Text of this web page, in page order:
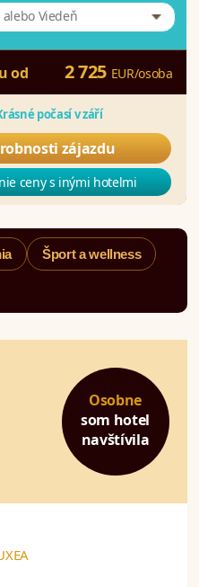
Viedeň
od 2 725 EUR/osoba
počasí v září
zájazdu
ceny s inými hotelmi
Šport a wellness
Osobne
som hotel
navštívila